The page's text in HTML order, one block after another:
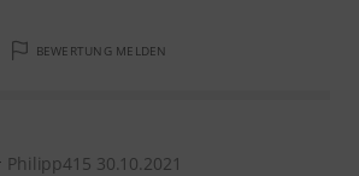
BEWERTUNG MELDEN
Philipp415 30.10.2021